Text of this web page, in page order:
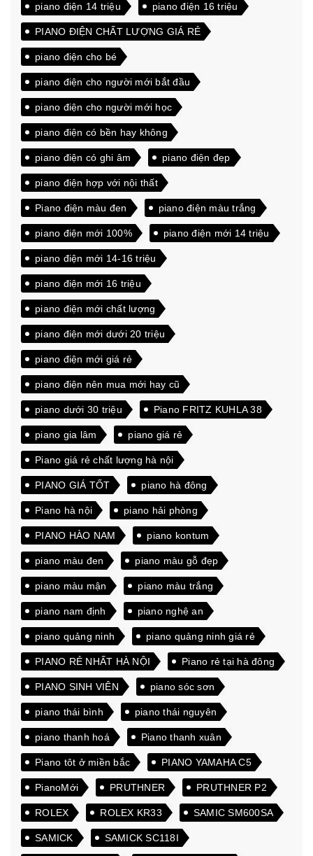
piano điện 14 triệu piano điện 16 triệu
PIANO ĐIỆN CHẤT LƯỢNG GIÁ RẺ
piano điện cho bé
piano điện cho người mới bắt đầu
piano điện cho người mới học
piano điện có bền hay không
piano điện có ghi âm piano điện đẹp
piano điện hợp với nội thất
Piano điện màu đen piano điện màu trắng
piano điện mới 100% piano điện mới 14 triệu
piano điện mới 14-16 triệu
piano điện mới 16 triệu
piano điện mới chất lượng
piano điện mới dưới 20 triệu
piano điện mới giá rẻ
piano điện nên mua mới hay cũ
piano dưới 30 triệu Piano FRITZ KUHLA 38
piano gia lâm piano giá rẻ
Piano giá rẻ chất lượng hà nội
PIANO GIÁ TỐT piano hà đông
Piano hà nội piano hải phòng
PIANO HÀO NAM piano kontum
piano màu đen piano màu gỗ đẹp
piano màu mận piano màu trắng
piano nam định piano nghệ an
piano quảng ninh piano quảng ninh giá rẻ
PIANO RẺ NHẤT HÀ NỘI Piano rẻ tại hà đông
PIANO SINH VIÊN piano sóc sơn
piano thái bình piano thái nguyên
piano thanh hoá Piano thanh xuân
Piano tôt ở miền bắc PIANO YAMAHA C5
PianoMới PRUTHNER PRUTHNER P2
ROLEX ROLEX KR33 SAMIC SM600SA
SAMICK SAMICK SC118I